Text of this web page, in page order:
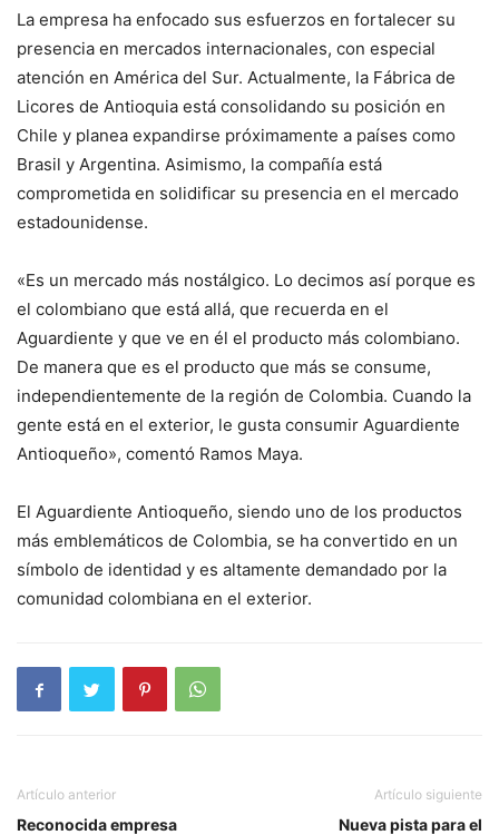
La empresa ha enfocado sus esfuerzos en fortalecer su
presencia en mercados internacionales, con especial
atención en América del Sur. Actualmente, la Fábrica de
Licores de Antioquia está consolidando su posición en
Chile y planea expandirse próximamente a países como
Brasil y Argentina. Asimismo, la compañía está
comprometida en solidificar su presencia en el mercado
estadounidense.
«Es un mercado más nostálgico. Lo decimos así porque es
el colombiano que está allá, que recuerda en el
Aguardiente y que ve en él el producto más colombiano.
De manera que es el producto que más se consume,
independientemente de la región de Colombia. Cuando la
gente está en el exterior, le gusta consumir Aguardiente
Antioqueño», comentó Ramos Maya.
El Aguardiente Antioqueño, siendo uno de los productos
más emblemáticos de Colombia, se ha convertido en un
símbolo de identidad y es altamente demandado por la
comunidad colombiana en el exterior.
Artículo anterior
Reconocida empresa
Artículo siguiente
Nueva pista para el